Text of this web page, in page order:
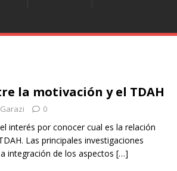
la motivación y el TDAH
Garazi 0
interés por conocer cual es la relación
Las principales investigaciones
integración de los aspectos […]